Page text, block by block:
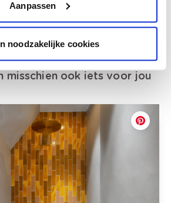
Aanpassen
noodzakelijke cookies
advies om kleuren te
misschien ook iets voor jou